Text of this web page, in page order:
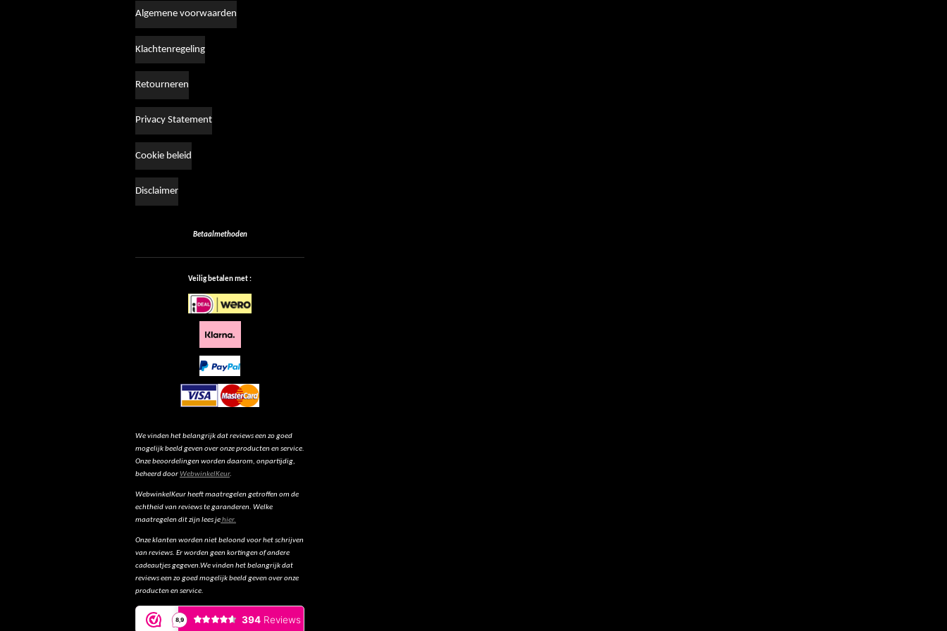
Algemene voorwaarden
Klachtenregeling
Retourneren
Privacy Statement
Cookie beleid
Disclaimer
Betaalmethoden
Veilig betalen met :
We vinden het belangrijk dat reviews een zo goed
mogelijk beeld geven over onze producten en service.
Onze beoordelingen worden daarom, onpartijdig,
beheerd doorWebwinkelKeur.
WebwinkelKeur heeft maatregelen getroffen om de
echtheid van reviews te garanderen. Welke
maatregelen dit zijn lees jehier.
Onze klanten worden niet beloond voor het schrijven
van reviews. Er worden geen kortingen of andere
cadeautjes gegeven.We vinden het belangrijk dat
reviews een zo goed mogelijk beeld geven over onze
producten en service.